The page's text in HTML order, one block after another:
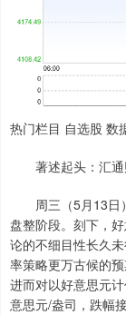
热门栏目 自选股 数
著述起头：汇通
周三（5月13日
盘整阶段。刻下，
论的不细目性长久
率策略更万古候的
进而对以好意思元
意思元/盎司，跌幅